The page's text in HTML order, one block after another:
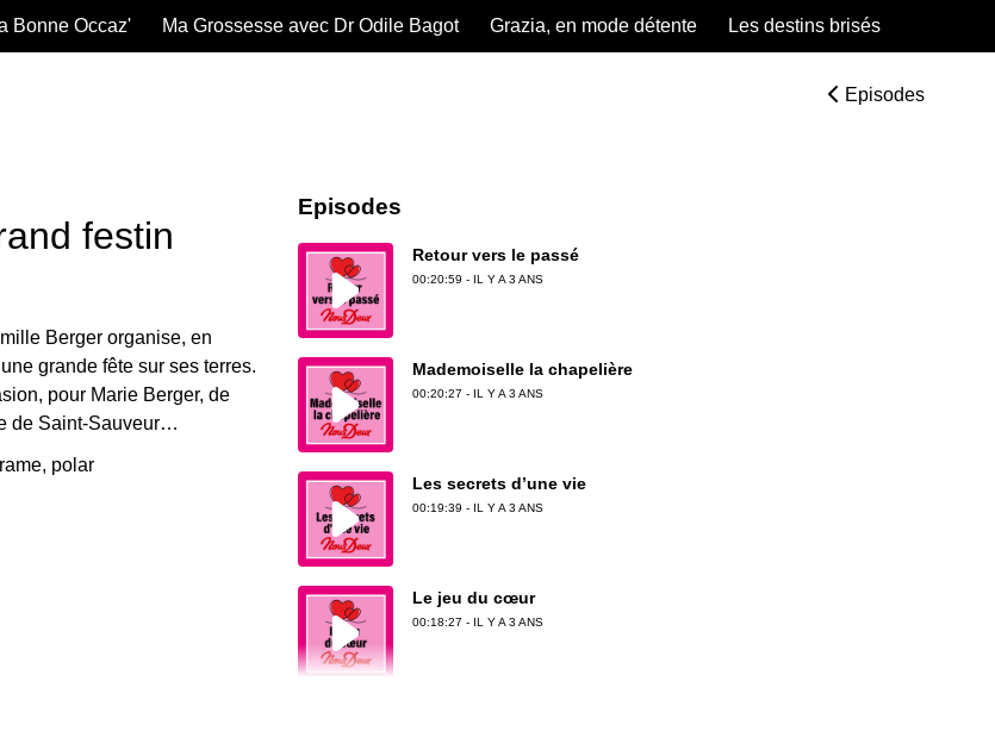
Bonne Occaz' Ma Grossesse avec Dr Odile Bagot Grazia, en mode détente Les destins brisés
Episodes
festin
Berger organise, en
grande fête sur ses terres.
pour Marie Berger, de
de Saint-Sauveur…
polar
Episodes
Retour vers le passé
00:20:59 - IL Y A 3 ANS
Mademoiselle la chapelière
00:20:27 - IL Y A 3 ANS
Les secrets d’une vie
00:19:39 - IL Y A 3 ANS
Le jeu du cœur
00:18:27 - IL Y A 3 ANS